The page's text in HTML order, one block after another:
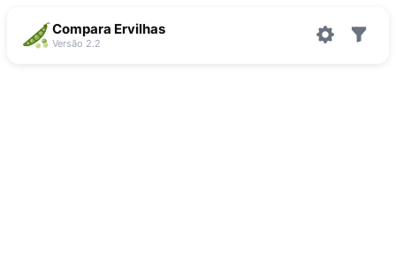
Compara Ervilhas
Versão 2.2